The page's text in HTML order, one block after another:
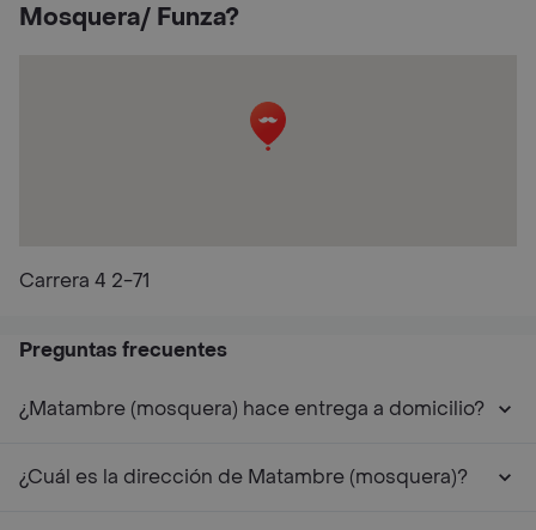
Mosquera/ Funza?
Carrera 4 2-71
Preguntas frecuentes
¿Matambre (mosquera) hace entrega a domicilio?
¿Cuál es la dirección de Matambre (mosquera)?